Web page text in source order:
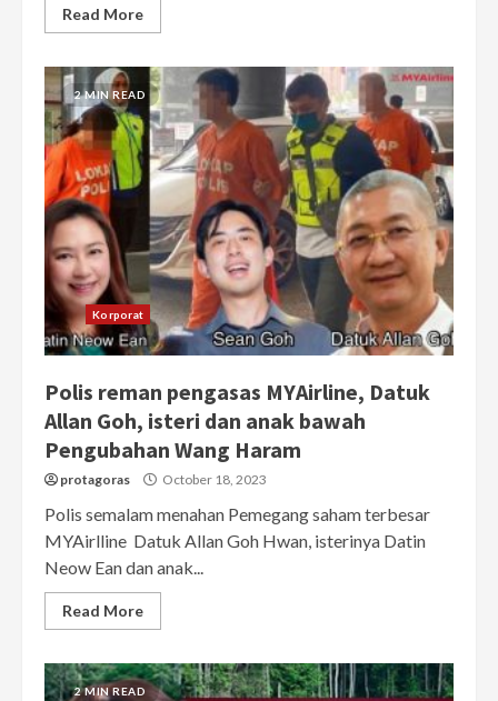
Read More
2 MIN READ
Korporat
Polis reman pengasas MYAirline, Datuk
Allan Goh, isteri dan anak bawah
Pengubahan Wang Haram
protagoras October 18, 2023
Polis semalam menahan Pemegang saham terbesar
MYAirlline Datuk Allan Goh Hwan, isterinya Datin
Neow Ean dan anak...
Read More
2 MIN READ